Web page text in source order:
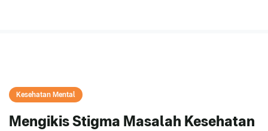
Kesehatan Mental
Mengikis Stigma Masalah Kesehatan